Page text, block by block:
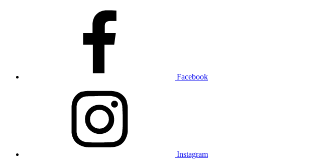
Facebook
Instagram